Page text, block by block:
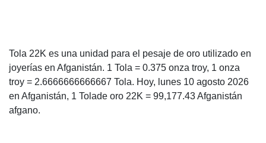
Tola 22K es una unidad para el pesaje de oro utilizado en
joyerías en Afganistán. 1 Tola = 0.375 onza troy, 1 onza
troy = 2.6666666666667 Tola. Hoy, lunes 10 agosto 2026
en Afganistán, 1 Tolade oro 22K = 99,177.43 Afganistán
afgano.